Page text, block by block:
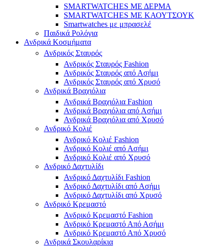
SMARTWATCHES ΜΕ ΔΕΡΜΑ
SMARTWATCHES ΜΕ ΚΑΟΥΤΣΟΥΚ
Smartwatches με μπρασελέ
Παιδικά Ρολόγια
Ανδρικά Κοσμήματα
Ανδρικός Σταυρός
Ανδρικός Σταυρός Fashion
Ανδρικός Σταυρός από Ασήμι
Ανδρικός Σταυρός από Χρυσό
Ανδρικά Βραχιόλια
Ανδρικά Βραχιόλια Fashion
Ανδρικά Βραχιόλια από Ασήμι
Ανδρικά Βραχιόλια από Χρυσό
Ανδρικό Κολιέ
Ανδρικό Κολιέ Fashion
Ανδρικό Κολιέ από Ασήμι
Ανδρικό Κολιέ από Χρυσό
Ανδρικό Δαχτυλίδι
Ανδρικό Δαχτυλίδι Fashion
Ανδρικό Δαχτυλίδι από Ασήμι
Ανδρικό Δαχτυλίδι από Χρυσό
Ανδρικό Κρεμαστό
Ανδρικό Κρεμαστό Fashion
Ανδρικό Κρεμαστό Από Ασήμι
Ανδρικό Κρεμαστό Από Χρυσό
Ανδρικά Σκουλαρίκια